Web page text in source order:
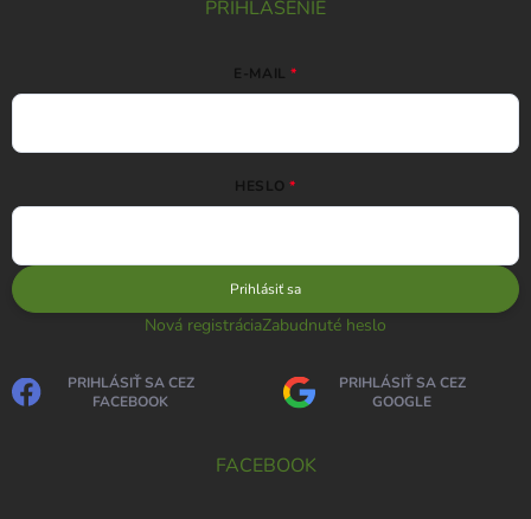
PRIHLÁSENIE
E-MAIL
HESLO
Prihlásiť sa
Nová registráciaZabudnuté heslo
PRIHLÁSIŤ SA CEZ
FACEBOOK
PRIHLÁSIŤ SA CEZ
GOOGLE
FACEBOOK